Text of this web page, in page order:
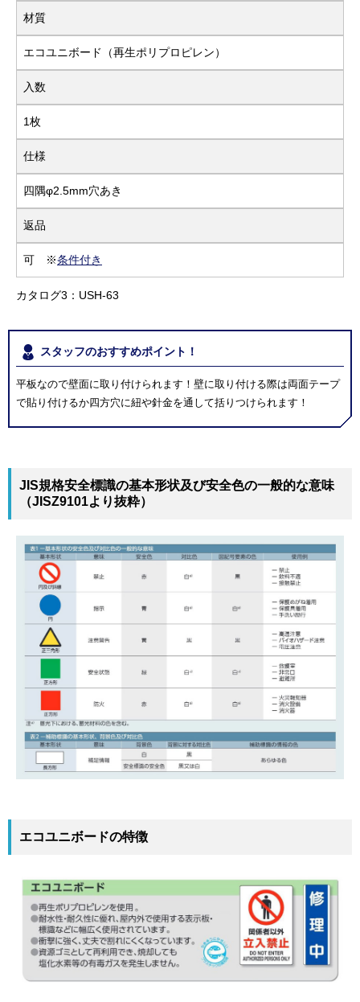
材質
エコユニボード（再生ポリプロピレン）
入数
1枚
仕様
四隅φ2.5mm穴あき
返品
可 ※条件付き
カタログ3：USH-63
スタッフのおすすめポイント！
平板なので壁面に取り付けられます！壁に取り付ける際は両面テープ
で貼り付けるか四方穴に紐や針金を通して括りつけられます！
JIS規格安全標識の基本形状及び安全色の一般的な意味
（JISZ9101より抜粋）
エコユニボードの特徴